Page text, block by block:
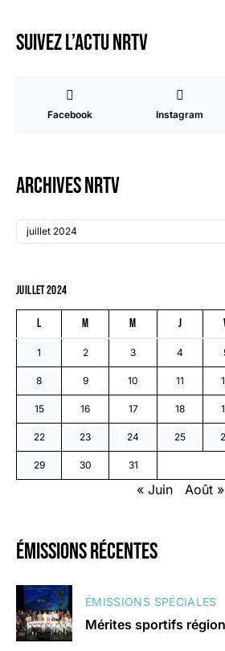
Suivez l’actu NRTV
Facebook Instagram
Archives NRTV
juillet 2024
L M M J
1 2 3 4
8 9 10 11
15 16 17 18
22 23 24 25
29 30 31
« Juin Août »
émissions récentes
ÉMISSIONS SPÉCIALES
Mérites sportifs